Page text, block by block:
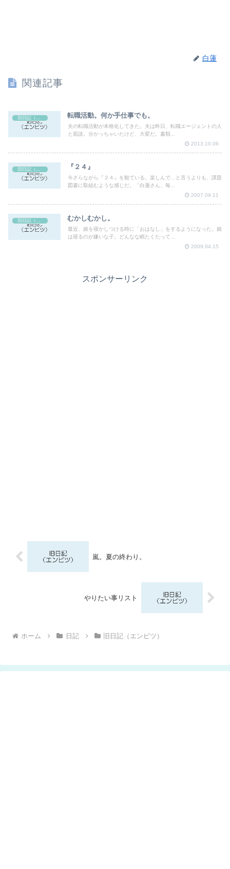
白蓮
関連記事
旧日記（エンピツ） 転職活動。何か手仕事でも。
夫の転職活動が本格化してきた。夫は昨日、転職エージェントの人
と面談。分かっちゃいたけど、大変だ。書類...
2013.10.06
旧日記（エンピツ） 『２４』
今さらながら『２４』を観ている。楽しんで…と言うよりも、課題
図書に取組むような感じだ。「白蓮さん、毎...
2007.09.11
むかしむかし。
最近、娘を寝かしつける時に「おはなし」をするようになった。娘
は寝るのが嫌いな子。どんなな眠たくたって...
2009.04.15
スポンサーリンク
嵐。夏の終わり。
やりたい事リスト
ホーム 日記 旧日記（エンピツ）